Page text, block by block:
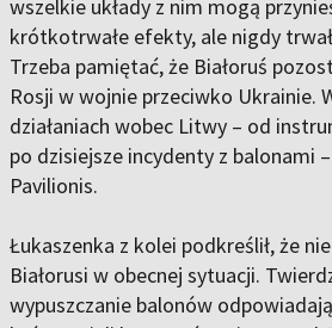
wszelkie układy z nim mogą
krótkotrwałe efekty, ale nigdy
Trzeba pamiętać, że Białoruś
Rosji w wojnie przeciwko Ukrainie.
działaniach wobec Litwy – od
po dzisiejsze incydenty z balonami
Pavilionis.
Łukaszenka z kolei podkreślił, że
Białorusi w obecnej sytuacji.
wypuszczanie balonów